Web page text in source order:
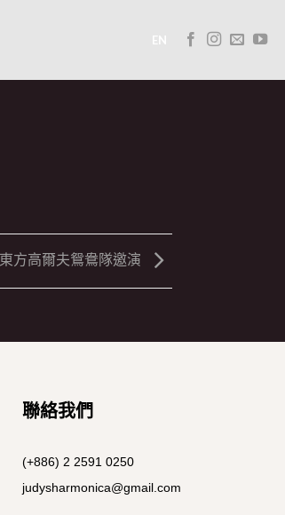
EN
東方高爾夫鴛鴦隊邀演
聯絡我們
(+886) 2 2591 0250
judysharmonica@gmail.com